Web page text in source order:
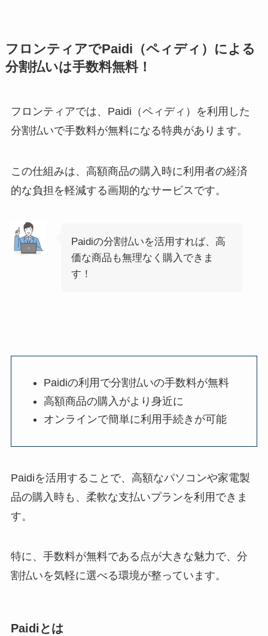
フロンティアでPaidi（ペィディ）による
分割払いは手数料無料！
フロンティアでは、Paidi（ペィディ）を利用した
分割払いで手数料が無料になる特典があります。
この仕組みは、高額商品の購入時に利用者の経済
的な負担を軽減する画期的なサービスです。
Paidiの分割払いを活用すれば、高
価な商品も無理なく購入できま
す！
Paidiの利用で分割払いの手数料が無料
高額商品の購入がより身近に
オンラインで簡単に利用手続きが可能
Paidiを活用することで、高額なパソコンや家電製
品の購入時も、柔軟な支払いプランを利用できま
す。
特に、手数料が無料である点が大きな魅力で、分
割払いを気軽に選べる環境が整っています。
Paidiとは